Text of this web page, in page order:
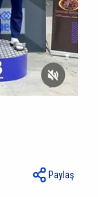
Paylaş